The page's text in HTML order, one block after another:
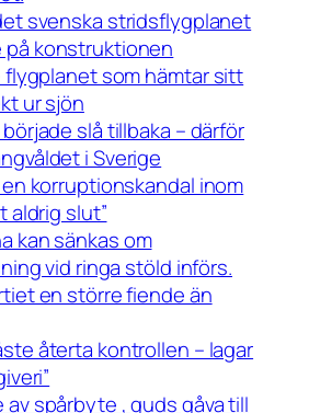
svenska stridsflygplanet
på konstruktionen
flygplanet som hämtar sitt
ur sjön
slå tillbaka – därför
i Sverige
korruptionskandal inom
aldrig slut”
kan sänkas om
vid ringa stöld införs.
en större fiende än
återta kontrollen – lagar
av spårbyte , guds gåva till